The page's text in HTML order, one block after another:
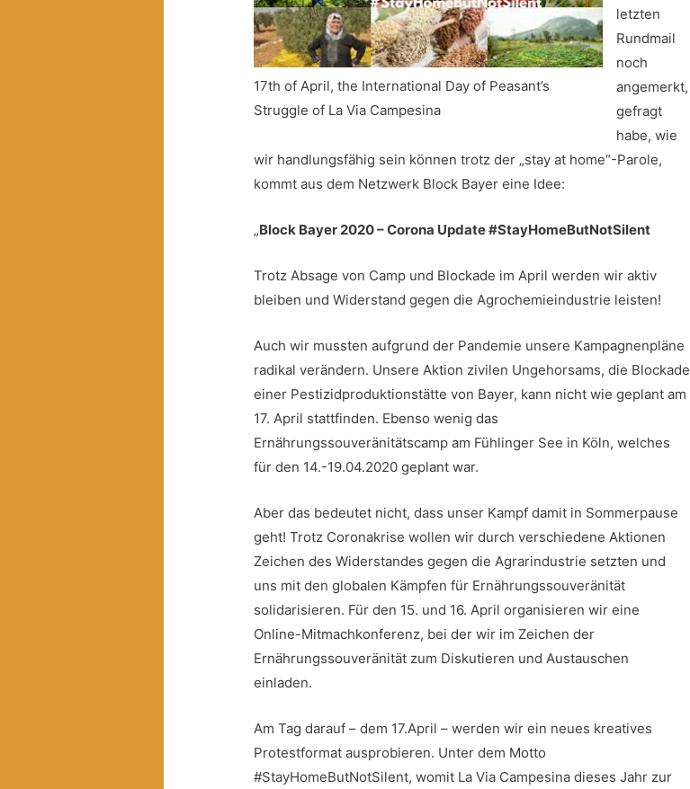
17th of April, the International Day of Peasant’s
Struggle of La Via Campesina
letzten
Rundmail
noch
angemerkt,
gefragt
habe, wie
wir handlungsfähig sein können trotz der „stay at home“-Parole,
kommt aus dem Netzwerk Block Bayer eine Idee:
„Block Bayer 2020 – Corona Update #StayHomeButNotSilent
Trotz Absage von Camp und Blockade im April werden wir aktiv
bleiben und Widerstand gegen die Agrochemieindustrie leisten!
Auch wir mussten aufgrund der Pandemie unsere Kampagnenpläne
radikal verändern. Unsere Aktion zivilen Ungehorsams, die Blockade
einer Pestizidproduktionstätte von Bayer, kann nicht wie geplant am
17. April stattfinden. Ebenso wenig das
Ernährungssouveränitätscamp am Fühlinger See in Köln, welches
für den 14.-19.04.2020 geplant war.
Aber das bedeutet nicht, dass unser Kampf damit in Sommerpause
geht! Trotz Coronakrise wollen wir durch verschiedene Aktionen
Zeichen des Widerstandes gegen die Agrarindustrie setzten und
uns mit den globalen Kämpfen für Ernährungssouveränität
solidarisieren. Für den 15. und 16. April organisieren wir eine
Online-Mitmachkonferenz, bei der wir im Zeichen der
Ernährungssouveränität zum Diskutieren und Austauschen
einladen.
Am Tag darauf – dem 17.April – werden wir ein neues kreatives
Protestformat ausprobieren. Unter dem Motto
#StayHomeButNotSilent, womit La Via Campesina dieses Jahr zur